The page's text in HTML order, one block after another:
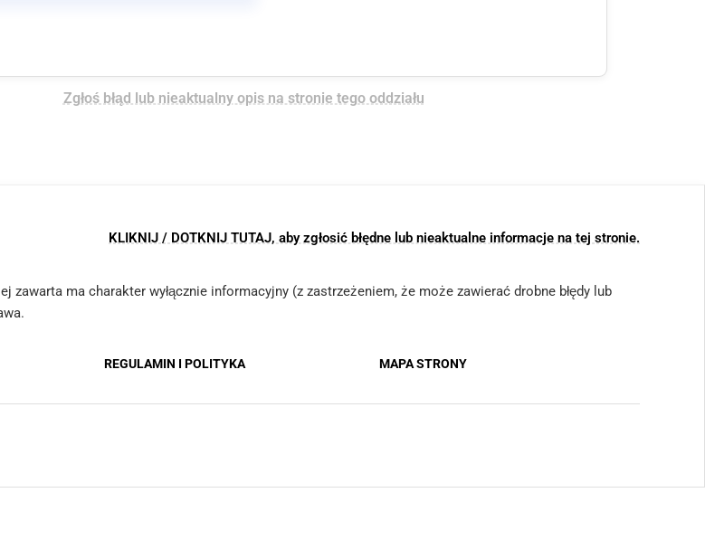
Zgłoś błąd lub nieaktualny opis na stronie tego oddziału
KLIKNIJ / DOTKNIJ TUTAJ, aby zgłosić błędne lub nieaktualne informacje na tej stronie.
ma charakter wyłącznie informacyjny (z zastrzeżeniem, że może zawierać drobne błędy lub
REGULAMIN I POLITYKA MAPA STRONY